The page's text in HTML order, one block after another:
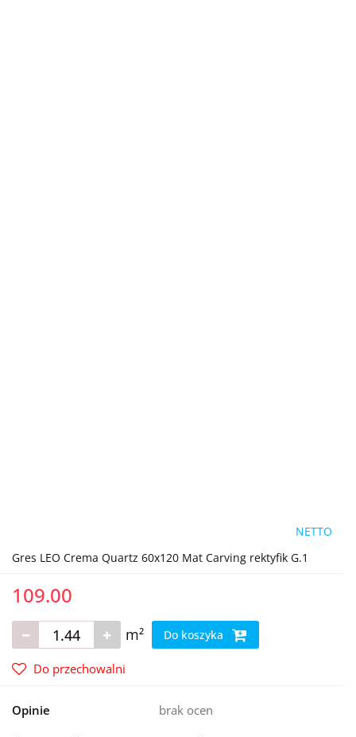
NETTO
Gres LEO Crema Quartz 60x120 Mat Carving rektyfik G.1
109.00
m² Do koszyka
Do przechowalni
Opinie brak ocen